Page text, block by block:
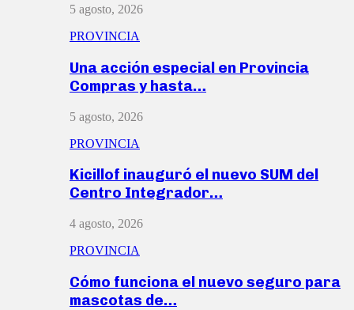
5 agosto, 2026
PROVINCIA
Una acción especial en Provincia
Compras y hasta…
5 agosto, 2026
PROVINCIA
Kicillof inauguró el nuevo SUM del
Centro Integrador…
4 agosto, 2026
PROVINCIA
Cómo funciona el nuevo seguro para
mascotas de…